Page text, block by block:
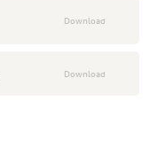
Download
Download